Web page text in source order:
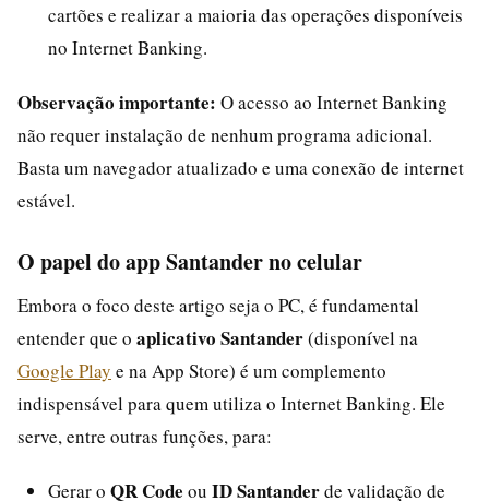
cartões e realizar a maioria das operações disponíveis
no Internet Banking.
Observação importante: O acesso ao Internet Banking
não requer instalação de nenhum programa adicional.
Basta um navegador atualizado e uma conexão de internet
estável.
O papel do app Santander no celular
Embora o foco deste artigo seja o PC, é fundamental
entender que o aplicativo Santander(disponível na
Google Play e na App Store) é um complemento
indispensável para quem utiliza o Internet Banking. Ele
serve, entre outras funções, para:
Gerar o QR Code ou ID Santanderde validação de